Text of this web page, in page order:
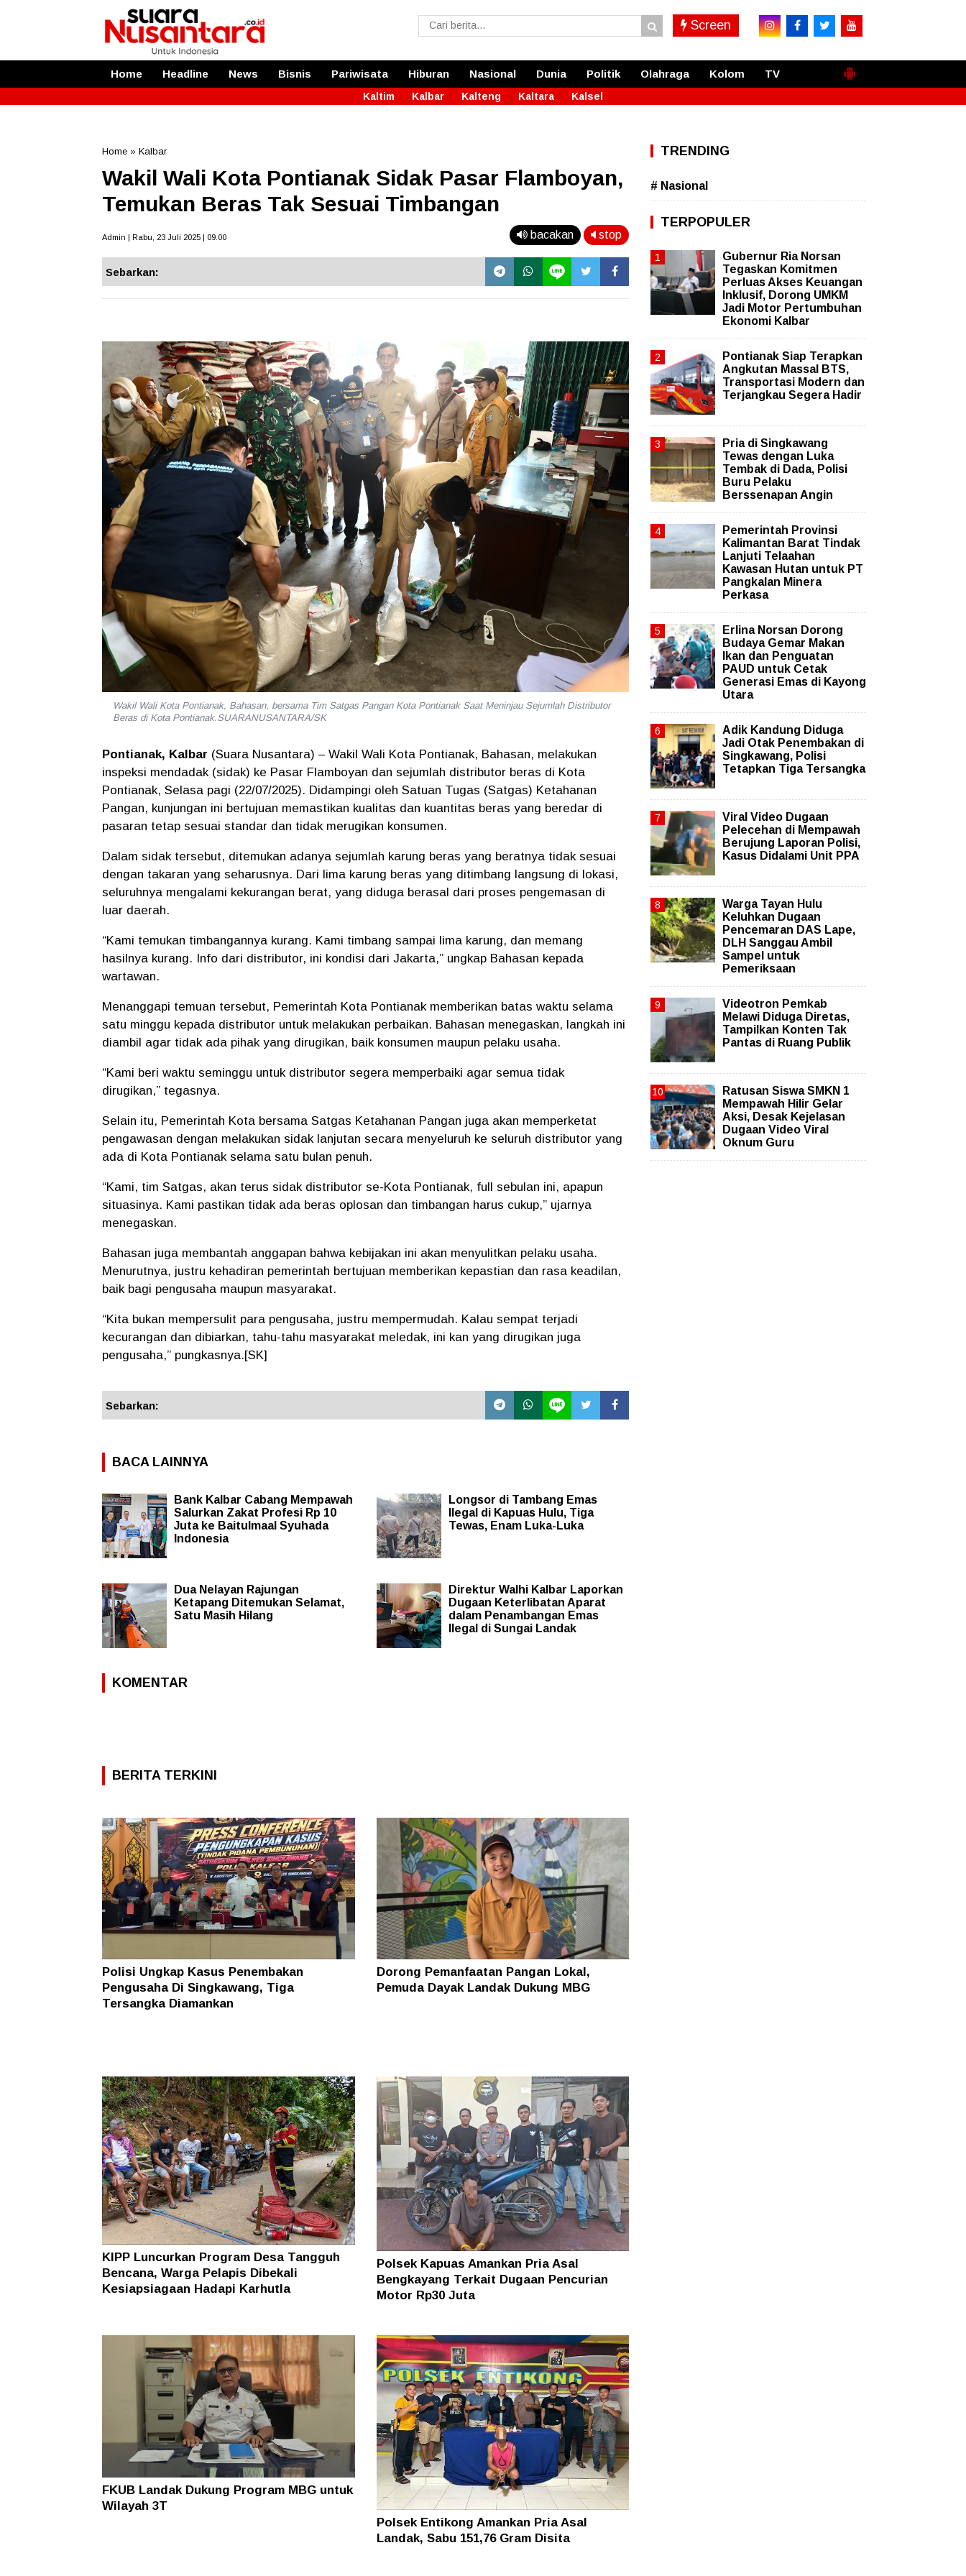
Screen
Home Headline News Bisnis Pariwisata Hiburan Nasional Dunia Politik Olahraga Kolom TV
Kaltim Kalbar Kalteng Kaltara Kalsel
Home » Kalbar
Wakil Wali Kota Pontianak Sidak Pasar Flamboyan,
Temukan Beras Tak Sesuai Timbangan
Admin | Rabu, 23 Juli 2025 | 09.00 bacakan stop
Sebarkan:
Wakil Wali Kota Pontianak, Bahasan, bersama Tim Satgas Pangan Kota Pontianak Saat Meninjau Sejumlah Distributor
Beras di Kota Pontianak.SUARANUSANTARA/SK
Pontianak, Kalbar (Suara Nusantara) – Wakil Wali Kota Pontianak, Bahasan, melakukan
inspeksi mendadak (sidak) ke Pasar Flamboyan dan sejumlah distributor beras di Kota
Pontianak, Selasa pagi (22/07/2025). Didampingi oleh Satuan Tugas (Satgas) Ketahanan
Pangan, kunjungan ini bertujuan memastikan kualitas dan kuantitas beras yang beredar di
pasaran tetap sesuai standar dan tidak merugikan konsumen.
Dalam sidak tersebut, ditemukan adanya sejumlah karung beras yang beratnya tidak sesuai
dengan takaran yang seharusnya. Dari lima karung beras yang ditimbang langsung di lokasi,
seluruhnya mengalami kekurangan berat, yang diduga berasal dari proses pengemasan di
luar daerah.
“Kami temukan timbangannya kurang. Kami timbang sampai lima karung, dan memang
hasilnya kurang. Info dari distributor, ini kondisi dari Jakarta,” ungkap Bahasan kepada
wartawan.
Menanggapi temuan tersebut, Pemerintah Kota Pontianak memberikan batas waktu selama
satu minggu kepada distributor untuk melakukan perbaikan. Bahasan menegaskan, langkah ini
diambil agar tidak ada pihak yang dirugikan, baik konsumen maupun pelaku usaha.
“Kami beri waktu seminggu untuk distributor segera memperbaiki agar semua tidak
dirugikan,” tegasnya.
Selain itu, Pemerintah Kota bersama Satgas Ketahanan Pangan juga akan memperketat
pengawasan dengan melakukan sidak lanjutan secara menyeluruh ke seluruh distributor yang
ada di Kota Pontianak selama satu bulan penuh.
“Kami, tim Satgas, akan terus sidak distributor se-Kota Pontianak, full sebulan ini, apapun
situasinya. Kami pastikan tidak ada beras oplosan dan timbangan harus cukup,” ujarnya
menegaskan.
Bahasan juga membantah anggapan bahwa kebijakan ini akan menyulitkan pelaku usaha.
Menurutnya, justru kehadiran pemerintah bertujuan memberikan kepastian dan rasa keadilan,
baik bagi pengusaha maupun masyarakat.
“Kita bukan mempersulit para pengusaha, justru mempermudah. Kalau sempat terjadi
kecurangan dan dibiarkan, tahu-tahu masyarakat meledak, ini kan yang dirugikan juga
pengusaha,” pungkasnya.[SK]
Sebarkan:
BACA LAINNYA
Bank Kalbar Cabang Mempawah
Salurkan Zakat Profesi Rp 10
Juta ke Baitulmaal Syuhada
Indonesia
Longsor di Tambang Emas
Ilegal di Kapuas Hulu, Tiga
Tewas, Enam Luka-Luka
Dua Nelayan Rajungan
Ketapang Ditemukan Selamat,
Satu Masih Hilang
Direktur Walhi Kalbar Laporkan
Dugaan Keterlibatan Aparat
dalam Penambangan Emas
Ilegal di Sungai Landak
KOMENTAR
BERITA TERKINI
Polisi Ungkap Kasus Penembakan
Pengusaha Di Singkawang, Tiga
Tersangka Diamankan
Dorong Pemanfaatan Pangan Lokal,
Pemuda Dayak Landak Dukung MBG
KIPP Luncurkan Program Desa Tangguh
Bencana, Warga Pelapis Dibekali
Kesiapsiagaan Hadapi Karhutla
Polsek Kapuas Amankan Pria Asal
Bengkayang Terkait Dugaan Pencurian
Motor Rp30 Juta
FKUB Landak Dukung Program MBG untuk
Wilayah 3T
Polsek Entikong Amankan Pria Asal
Landak, Sabu 151,76 Gram Disita
TRENDING
# Nasional
TERPOPULER
Gubernur Ria Norsan
Tegaskan Komitmen
Perluas Akses Keuangan
Inklusif, Dorong UMKM
Jadi Motor Pertumbuhan
Ekonomi Kalbar
Pontianak Siap Terapkan
Angkutan Massal BTS,
Transportasi Modern dan
Terjangkau Segera Hadir
Pria di Singkawang
Tewas dengan Luka
Tembak di Dada, Polisi
Buru Pelaku
Berssenapan Angin
Pemerintah Provinsi
Kalimantan Barat Tindak
Lanjuti Telaahan
Kawasan Hutan untuk PT
Pangkalan Minera
Perkasa
Erlina Norsan Dorong
Budaya Gemar Makan
Ikan dan Penguatan
PAUD untuk Cetak
Generasi Emas di Kayong
Utara
Adik Kandung Diduga
Jadi Otak Penembakan di
Singkawang, Polisi
Tetapkan Tiga Tersangka
Viral Video Dugaan
Pelecehan di Mempawah
Berujung Laporan Polisi,
Kasus Didalami Unit PPA
Warga Tayan Hulu
Keluhkan Dugaan
Pencemaran DAS Lape,
DLH Sanggau Ambil
Sampel untuk
Pemeriksaan
Videotron Pemkab
Melawi Diduga Diretas,
Tampilkan Konten Tak
Pantas di Ruang Publik
Ratusan Siswa SMKN 1
Mempawah Hilir Gelar
Aksi, Desak Kejelasan
Dugaan Video Viral
Oknum Guru